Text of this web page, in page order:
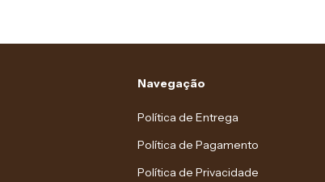
Navegação
Política de Entrega
Política de Pagamento
Política de Privacidade